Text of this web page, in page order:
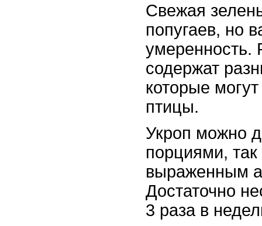
Свежая
попугаев, но
умеренность.
содержат
которые
птицы.
Укроп можно
порциями,
выраженным
Достаточно
3 раза в